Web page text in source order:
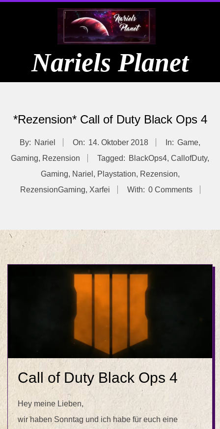
Nariels Planet
Menu
*Rezension* Call of Duty Black Ops 4
By: Nariel On: 14. Oktober 2018 In: Game,
Gaming, Rezension Tagged: BlackOps4, CallofDuty,
Gaming, Nariel , Playstation, Rezension,
RezensionGaming, Xarfei With: 0 Comments
Call of Duty Black Ops 4
Hey meine Lieben,
wir haben Sonntag und ich habe für euch eine